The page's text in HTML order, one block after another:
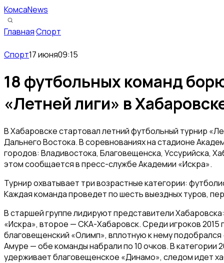
КомсаNews
Главная·Спорт
Спорт17 июня09:15
18 футбольных команд
«Летней лиги» в
В Хабаровске стартовал летний футбольный турнир
Дальнего Востока. В соревнованиях на стадионе
городов: Владивостока, Благовещенска, Уссурийска,
этом сообщается в пресс-службе Академии «Искра».
Турнир охватывает три возрастные категории:
Каждая команда проведет по шесть выездных туров,
В старшей группе лидируют представители
«Искра», второе — СКА-Хабаровск. Среди игроков 2015
благовещенский «Олимп», вплотную к нему
Амуре — обе команды набрали по 10 очков. В категории
удерживает благовещенское «Динамо», следом идет